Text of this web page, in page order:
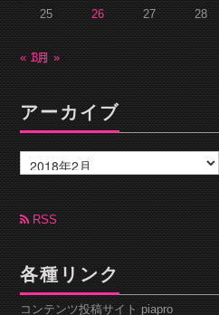
25 26 27 28
« 1月3月 »
アーカイブ
ー
カ
ブ RSS
各種リンク
コンテンツ投稿サイト piapro